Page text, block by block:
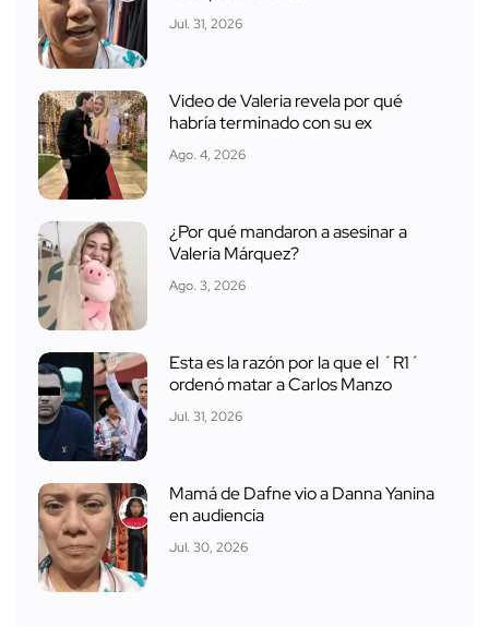
Jul. 31, 2026
Video de Valeria revela por qué
habría terminado con su ex
Ago. 4, 2026
¿Por qué mandaron a asesinar a
Valeria Márquez?
Ago. 3, 2026
Esta es la razón por la que el ´R1´
ordenó matar a Carlos Manzo
Jul. 31, 2026
Mamá de Dafne vio a Danna Yanina
en audiencia
Jul. 30, 2026